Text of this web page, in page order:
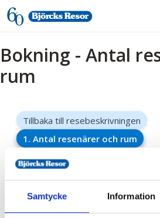
Samtycke Information
Bokning - Antal
rum
Tillbaka till resebeskrivningen
1. Antal resenärer och rum
2. Personupplysningar